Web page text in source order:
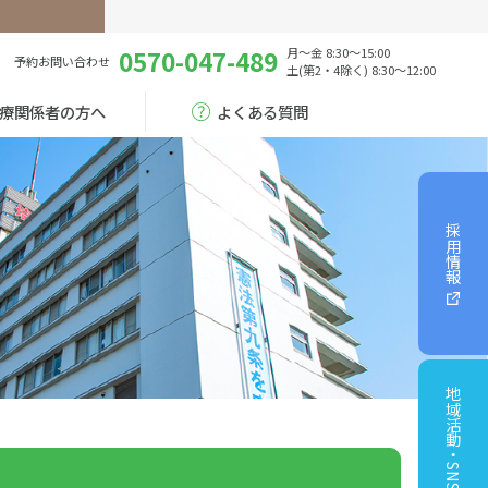
予約お問い合わせ 0570-047-489 月～金 8:30～15:00
土(第2・4除く) 8:30～12:00
関係者の方へ よくある質問
採用情報
地域活動・SNS